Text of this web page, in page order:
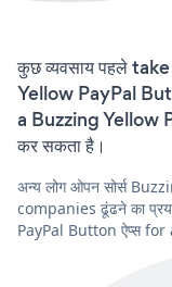
कुछ व्यवसाय पहले
Yellow PayPal
a Buzzing Yellow
कर सकता है।
अन्य लोग ओपन सोर्स
companies ढूंढने का
PayPal Button ऐप्स